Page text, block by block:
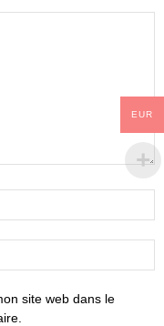
site web dans le
EUR